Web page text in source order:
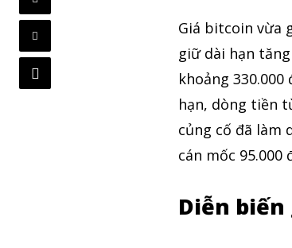
Giá bitcoin vừa
giữ dài hạn
khoảng
hạn, dòng tiền
củng cố đã làm
cán mốc 95.000
Diễn